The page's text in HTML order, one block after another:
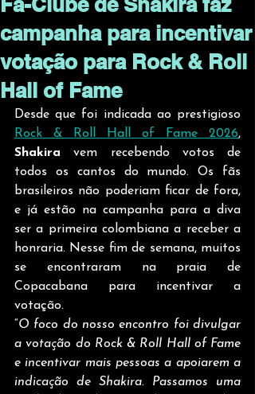
campanha para incentivar
votação para Rock & Roll
Hall of Fame
Rock & Roll Hall of Fame 2026
Shakira vem recebendo votos de
todos os cantos do mundo. Os fãs
brasileiros não poderiam ficar de fora,
e já estão na campanha para a diva
ser a primeira colombiana a receber a
honraria. Nesse fim de semana, muitos
se encontraram na praia de
Copacabana para incentivar a
votação.
“O foco do nosso encontro foi divulgar
a votação do Rock & Roll Hall of Fame
e incentivar mais pessoas a apoiarem a
indicação de Shakira. Passamos uma